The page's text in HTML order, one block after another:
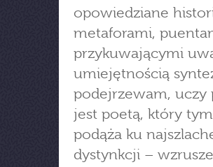
opowiedziane
metaforami,
przykuwającymi
umiejętnością
podejrzewam, uczy
jest poetą, który
podąża ku
dystynkcji –